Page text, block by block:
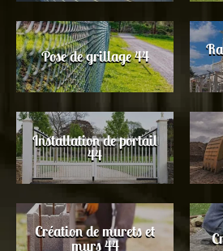
Pose de grillage 44
Installation de portail
44
Création de murets et
murs 44